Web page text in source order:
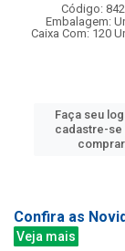
Código:
Embalagem:
Caixa Com: 120
Faça seu
cadastre-se
comprar.
Confira as
Veja mais